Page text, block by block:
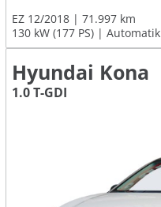
EZ 12/2018
71.997 km
130 kW (177 PS)
Automatik
Hyundai Kona
1.0 T-GDI